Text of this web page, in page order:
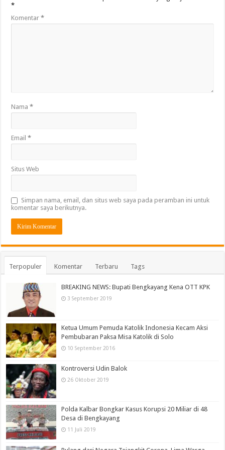
*
Komentar*
Nama*
Email*
Situs Web
Simpan nama, email, dan situs web saya pada peramban ini untuk
komentar saya berikutnya.
Terpopuler Komentar Terbaru Tags
BREAKING NEWS: Bupati Bengkayang Kena OTT KPK
3 September 2019
Ketua Umum Pemuda Katolik Indonesia Kecam Aksi
Pembubaran Paksa Misa Katolik di Solo
10 September 2016
Kontroversi Udin Balok
26 Oktober 2019
Polda Kalbar Bongkar Kasus Korupsi 20 Miliar di 48
Desa di Bengkayang
11 Juli 2019